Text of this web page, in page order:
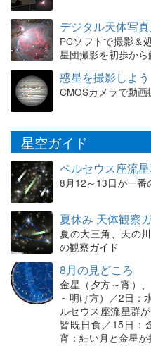
デジタル天体写
PCソフトで撮影＆
星団撮影を初歩から
惑星を撮影しよう
CMOSカメラで動
星空ガイド
ペルセウス座流
8月12～13日が一番
夏休み 天体観察
夏の大三角、天の
の観察ガイド
8月の見どころ
金星（夕方～宵）
～明け方）／2日：
ルセウス座流星群
皆既日食／15日：
宵：細い月と金星